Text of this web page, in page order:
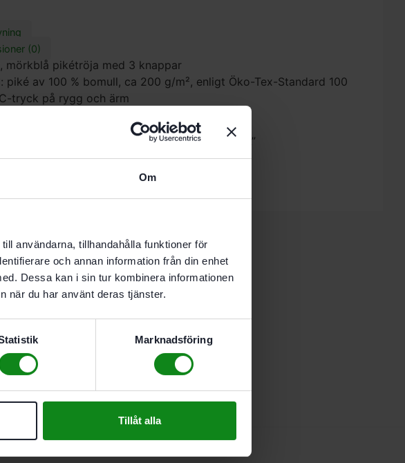
Om
användarna, tillhandahålla funktioner för
och annan information från din enhet
Dessa kan i sin tur kombinera informationen
när du har använt deras tjänster.
Marknadsföring
Tillåt alla
(0)
mörkblå pikétröja med 3 knappar
piké av 100 % bomull, ca 200 g/m², enligt Öko-Tex-Standard 100
tryck på rygg och ärm
recensera ”Festool Pikétröja POL-TSC-FT2-L”
inloggadför att skriva en recension.